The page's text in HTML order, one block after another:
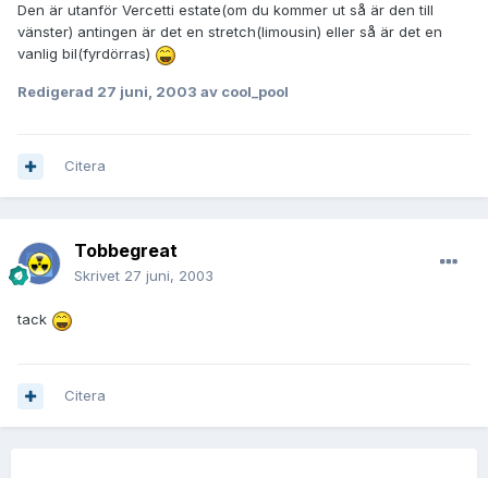
Den är utanför Vercetti estate(om du kommer ut så är den till
vänster) antingen är det en stretch(limousin) eller så är det en
vanlig bil(fyrdörras)
Redigerad 27 juni, 2003 av cool_pool
Citera
Tobbegreat
Skrivet 27 juni, 2003
tack
Citera